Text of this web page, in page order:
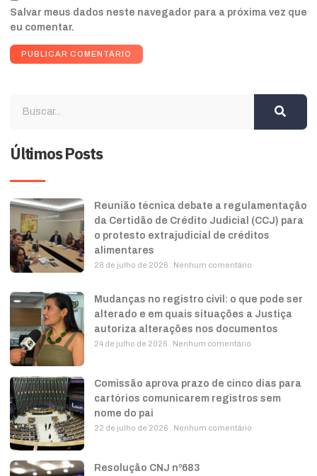
Salvar meus dados neste navegador para a próxima vez que
eu comentar.
Últimos Posts
Reunião técnica debate a regulamentação
da Certidão de Crédito Judicial (CCJ) para
o protesto extrajudicial de créditos
alimentares
28 de julho de 2026 Nenhum comentário
Mudanças no registro civil: o que pode ser
alterado e em quais situações a Justiça
autoriza alterações nos documentos
24 de julho de 2026 Nenhum comentário
Comissão aprova prazo de cinco dias para
cartórios comunicarem registros sem
nome do pai
22 de julho de 2026 Nenhum comentário
Resolução CNJ nº683